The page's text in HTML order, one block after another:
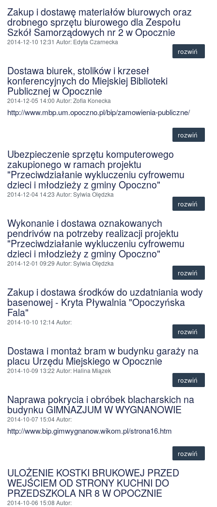
Zakup i dostawę materiałów biurowych oraz
drobnego sprzętu biurowego dla Zespołu
Szkół Samorządowych nr 2 w Opocznie
2014-12-10 12:31 Autor: Edyta Czarnecka
rozwiń
Dostawa biurek, stolików i krzeseł
konferencyjnych do Miejskiej Biblioteki
Publicznej w Opocznie
2014-12-05 14:00 Autor: Zofia Konecka
http://www.mbp.um.opoczno.pl/bip/zamowienia-publiczne/
rozwiń
Ubezpieczenie sprzętu komputerowego
zakupionego w ramach projektu
"Przeciwdziałanie wykluczeniu cyfrowemu
dzieci i młodzieży z gminy Opoczno"
2014-12-04 14:23 Autor: Sylwia Olędzka
rozwiń
Wykonanie i dostawa oznakowanych
pendrivów na potrzeby realizacji projektu
"Przeciwdziałanie wykluczeniu cyfrowemu
dzieci i młodzieży z gminy Opoczno"
2014-12-01 09:29 Autor: Sylwia Olędzka
rozwiń
Zakup i dostawa środków do uzdatniania wody
basenowej - Kryta Pływalnia "Opoczyńska
Fala"
2014-10-10 12:14Autor:
rozwiń
Dostawa i montaż bram w budynku garaży na
placu Urzędu Miejskiego w Opocznie
2014-10-09 13:22 Autor: Halina Miązek
rozwiń
Naprawa pokrycia i obróbek blacharskich na
budynku GIMNAZJUM W WYGNANOWIE
2014-10-07 15:04Autor:
http://www.bip.gimwygnanow.wikom.pl/strona16.htm
rozwiń
ULOŻENIE KOSTKI BRUKOWEJ PRZED
WEJŚCIEM OD STRONY KUCHNI DO
PRZEDSZKOLA NR 8 W OPOCZNIE
2014-10-06 15:08 Autor: